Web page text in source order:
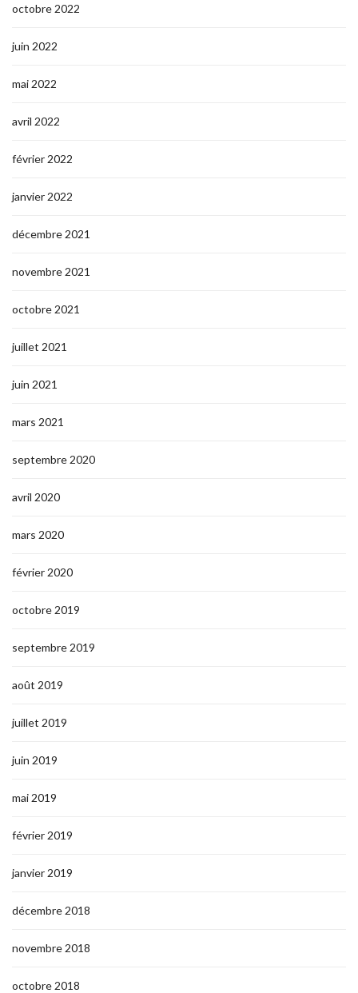
octobre 2022
juin 2022
mai 2022
avril 2022
février 2022
janvier 2022
décembre 2021
novembre 2021
octobre 2021
juillet 2021
juin 2021
mars 2021
septembre 2020
avril 2020
mars 2020
février 2020
octobre 2019
septembre 2019
août 2019
juillet 2019
juin 2019
mai 2019
février 2019
janvier 2019
décembre 2018
novembre 2018
octobre 2018